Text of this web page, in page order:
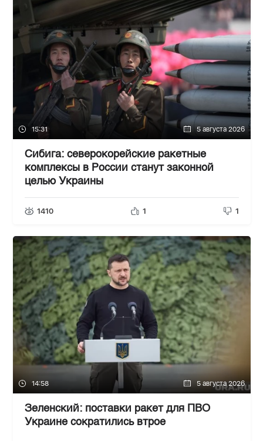
15:31 5 августа 2026
Сибига: северокорейские ракетные
комплексы в России станут законной
целью Украины
1410 1 1
14:58 5 августа 2026
Зеленский: поставки ракет для ПВО
Украине сократились втрое